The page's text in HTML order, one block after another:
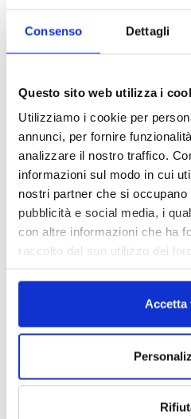
Consenso Dettagli
Questo sito web utilizza i
Utilizziamo i cookie per
annunci, per fornire
analizzare il nostro traffico.
informazioni sul modo in cui
nostri partner che si occupano
pubblicità e social media, i
con altre informazioni che ha
raccolto dal suo utilizzo dei
Accetta
Notizie
Prima
1 Luglio 2026